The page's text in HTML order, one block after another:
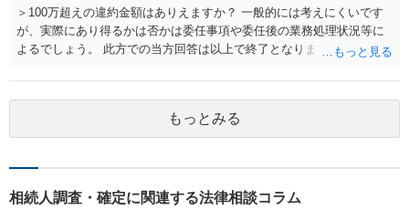
とになるでしょう。
＞100万超えの違約金額はありえますか？ 一般的には考えにくいです
が、実際にあり得るかは否かは委任事項や委任後の業務処理状況等に
よるでしょう。 此方での当方回答は以上で終了となりますが、参考に
もっとみる
相続人調査・確定に関連する法律相談コラム